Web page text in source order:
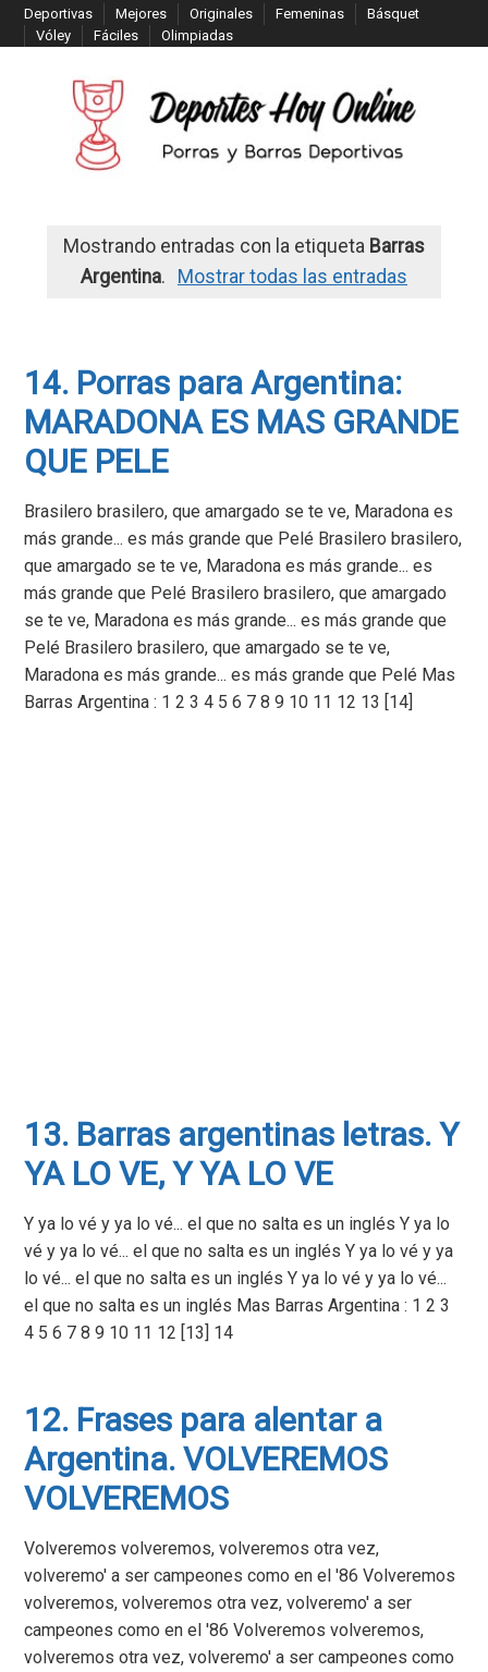
Deportivas Mejores Originales Femeninas
Básquet
Vóley
Fáciles Olimpiadas
Mostrando entradas con la etiqueta Barras
Argentina. Mostrar todas las entradas
14. Porras para Argentina:
MARADONA ES MAS GRANDE
QUE PELE
Brasilero brasilero, que amargado se te ve, Maradona es
más grande... es más grande que Pelé Brasilero brasilero,
que amargado se te ve, Maradona es más grande... es
más grande que Pelé Brasilero brasilero, que amargado
se te ve, Maradona es más grande... es más grande que
Pelé Brasilero brasilero, que amargado se te ve,
Maradona es más grande... es más grande que Pelé Mas
Barras Argentina : 1 2 3 4 5 6 7 8 9 10 11 12 13 [14]
13. Barras argentinas letras. Y
YA LO VE, Y YA LO VE
Y ya lo vé y ya lo vé... el que no salta es un inglés Y ya lo
vé y ya lo vé... el que no salta es un inglés Y ya lo vé y ya
lo vé... el que no salta es un inglés Y ya lo vé y ya lo vé...
el que no salta es un inglés Mas Barras Argentina : 1 2 3
4 5 6 7 8 9 10 11 12 [13] 14
12. Frases para alentar a
Argentina. VOLVEREMOS
VOLVEREMOS
Volveremos volveremos, volveremos otra vez,
volveremo' a ser campeones como en el '86 Volveremos
volveremos, volveremos otra vez, volveremo' a ser
campeones como en el '86 Volveremos volveremos,
volveremos otra vez, volveremo' a ser campeones como